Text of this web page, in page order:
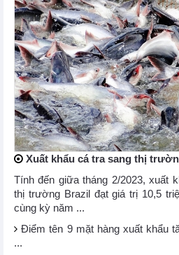
Xuất khẩu cá tra sang thị
Tính đến giữa tháng 2/2023, xuất
thị trường Brazil đạt giá trị 10,5
cùng kỳ năm ...
Điểm tên 9 mặt hàng xuất khẩu
...